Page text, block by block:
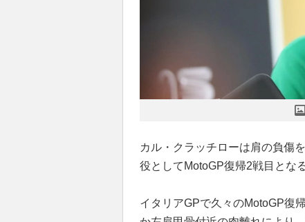
カル・クラッチローは肩の負傷
役としてMotoGP復帰2戦目とな
イタリアGPで久々のMotoGP復